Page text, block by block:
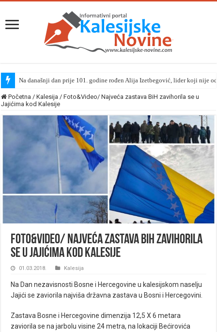
Na današnji dan prije 101. godine rođen Alija Izetbegović, lider koji nije
Početna / Kalesija / Foto&Video/ Najveća zastava BiH zavihorila se u
Jajićima kod Kalesije
Foto&Video/ Najveća zastava BiH zavihorila
se u Jajićima kod Kalesije
01.03.2018. Kalesija
Na Dan nezavisnosti Bosne i Hercegovine u kalesijskom naselju
Jajići se zaviorila najviša državna zastava u Bosni i Hercegovini.
Zastava Bosne i Hercegovine dimenzija 12,5 X 6 metara
zaviorila se na jarbolu visine 24 metra, na lokaciji Bećirovića